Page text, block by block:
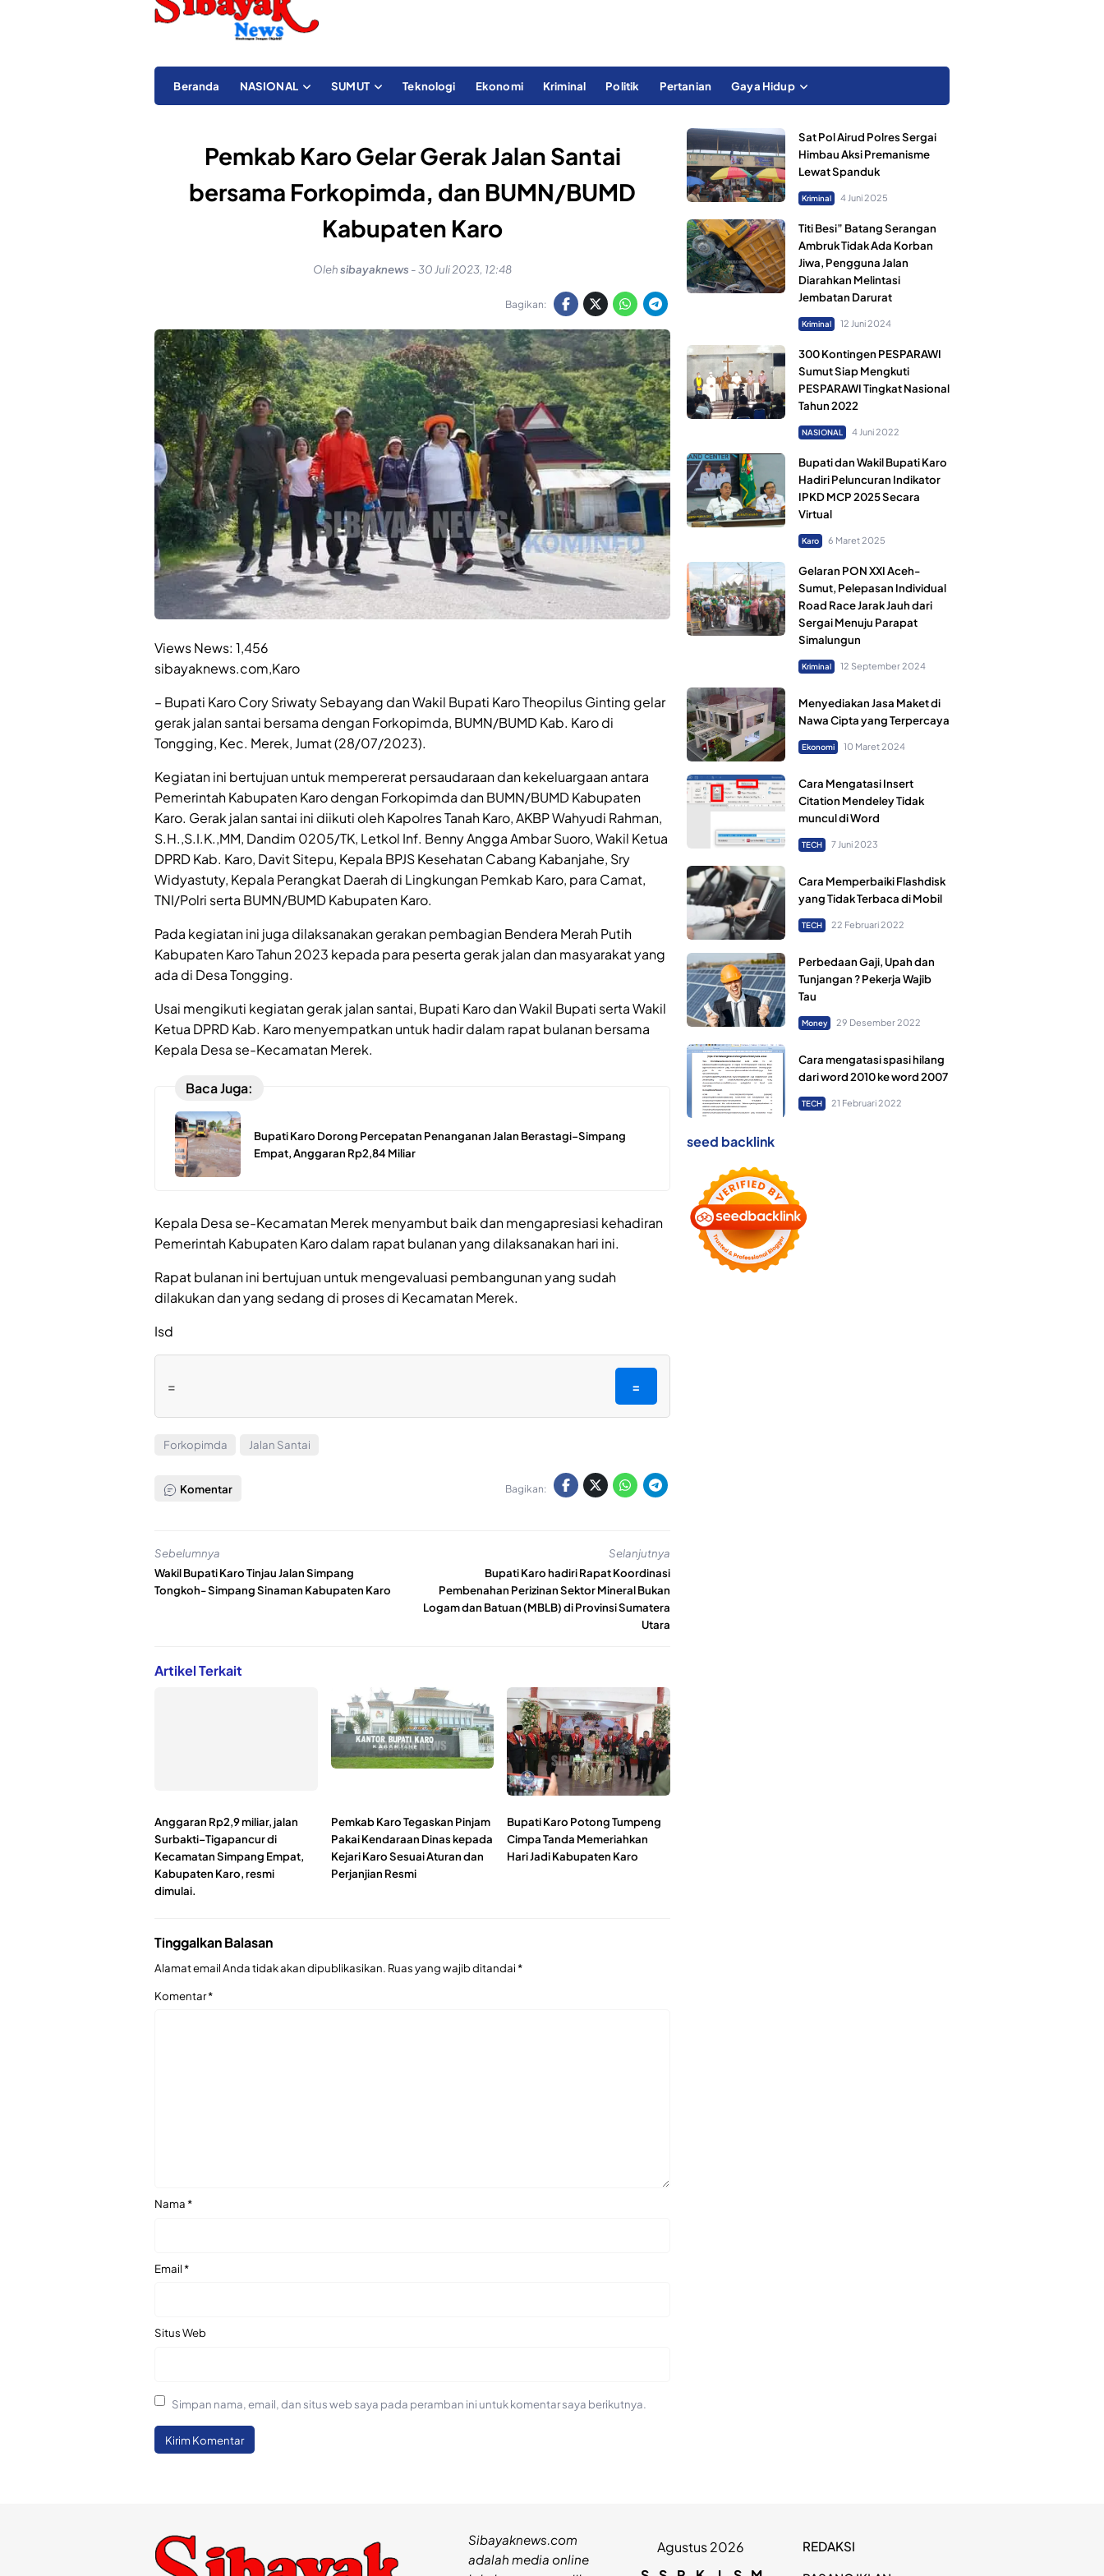
Beranda NASIONAL SUMUT Teknologi Ekonomi Kriminal Politik Pertanian Gaya Hidup
Pemkab Karo Gelar Gerak Jalan Santai
bersama Forkopimda, dan BUMN/BUMD
Kabupaten Karo
Olehsibayaknews -30 Juli 2023, 12:48
Bagikan:
Views News: 1,456
sibayaknews.com,Karo
– Bupati Karo Cory Sriwaty Sebayang dan Wakil Bupati Karo Theopilus Ginting gelar
gerak jalan santai bersama dengan Forkopimda, BUMN/BUMD Kab. Karo di
Tongging, Kec. Merek, Jumat (28/07/2023).
Kegiatan ini bertujuan untuk mempererat persaudaraan dan kekeluargaan antara
Pemerintah Kabupaten Karo dengan Forkopimda dan BUMN/BUMD Kabupaten
Karo. Gerak jalan santai ini diikuti oleh Kapolres Tanah Karo, AKBP Wahyudi Rahman,
S.H.,S.I.K.,MM, Dandim 0205/TK, Letkol Inf. Benny Angga Ambar Suoro, Wakil Ketua
DPRD Kab. Karo, Davit Sitepu, Kepala BPJS Kesehatan Cabang Kabanjahe, Sry
Widyastuty, Kepala Perangkat Daerah di Lingkungan Pemkab Karo, para Camat,
TNI/Polri serta BUMN/BUMD Kabupaten Karo.
Pada kegiatan ini juga dilaksanakan gerakan pembagian Bendera Merah Putih
Kabupaten Karo Tahun 2023 kepada para peserta gerak jalan dan masyarakat yang
ada di Desa Tongging.
Usai mengikuti kegiatan gerak jalan santai, Bupati Karo dan Wakil Bupati serta Wakil
Ketua DPRD Kab. Karo menyempatkan untuk hadir dalam rapat bulanan bersama
Kepala Desa se-Kecamatan Merek.
Baca Juga:
Bupati Karo Dorong Percepatan Penanganan Jalan Berastagi–Simpang
Empat, Anggaran Rp2,84 Miliar
Kepala Desa se-Kecamatan Merek menyambut baik dan mengapresiasi kehadiran
Pemerintah Kabupaten Karo dalam rapat bulanan yang dilaksanakan hari ini.
Rapat bulanan ini bertujuan untuk mengevaluasi pembangunan yang sudah
dilakukan dan yang sedang di proses di Kecamatan Merek.
Isd
= =
Forkopimda Jalan Santai
Komentar Bagikan:
Sebelumnya
Wakil Bupati Karo Tinjau Jalan Simpang
Tongkoh- Simpang Sinaman Kabupaten Karo
Selanjutnya
Bupati Karo hadiri Rapat Koordinasi
Pembenahan Perizinan Sektor Mineral Bukan
Logam dan Batuan (MBLB) di Provinsi Sumatera
Utara
Artikel Terkait
Anggaran Rp2,9 miliar, jalan
Surbakti–Tigapancur di
Kecamatan Simpang Empat,
Kabupaten Karo, resmi
dimulai.
Pemkab Karo Tegaskan Pinjam
Pakai Kendaraan Dinas kepada
Kejari Karo Sesuai Aturan dan
Perjanjian Resmi
Bupati Karo Potong Tumpeng
Cimpa Tanda Memeriahkan
Hari Jadi Kabupaten Karo
Tinggalkan Balasan
Alamat email Anda tidak akan dipublikasikan. Ruas yang wajib ditandai*
Komentar*
Nama*
Email*
Situs Web
Simpan nama, email, dan situs web saya pada peramban ini untuk komentar saya berikutnya.
Sat Pol Airud Polres Sergai
Himbau Aksi Premanisme
Lewat Spanduk
Kriminal 4 Juni 2025
Titi Besi” Batang Serangan
Ambruk Tidak Ada Korban
Jiwa, Pengguna Jalan
Diarahkan Melintasi
Jembatan Darurat
Kriminal 12 Juni 2024
300 Kontingen PESPARAWI
Sumut Siap Mengkuti
PESPARAWI Tingkat Nasional
Tahun 2022
NASIONAL 4 Juni 2022
Bupati dan Wakil Bupati Karo
Hadiri Peluncuran Indikator
IPKD MCP 2025 Secara
Virtual
Karo 6 Maret 2025
Gelaran PON XXI Aceh-
Sumut, Pelepasan Individual
Road Race Jarak Jauh dari
Sergai Menuju Parapat
Simalungun
Kriminal 12 September 2024
Menyediakan Jasa Maket di
Nawa Cipta yang Terpercaya
Ekonomi 10 Maret 2024
Cara Mengatasi Insert
Citation Mendeley Tidak
muncul di Word
TECH 7 Juni 2023
Cara Memperbaiki Flashdisk
yang Tidak Terbaca di Mobil
TECH 22 Februari 2022
Perbedaan Gaji, Upah dan
Tunjangan ? Pekerja Wajib
Tau
Money 29 Desember 2022
Cara mengatasi spasi hilang
dari word 2010 ke word 2007
TECH 21 Februari 2022
seed backlink
Sibayaknews.com
adalah media online
Agustus 2026
REDAKSI